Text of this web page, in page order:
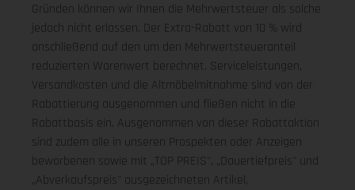
Gründen können wir Ihnen die Mehrwertsteuer als solche
jedoch nicht erlassen. Der Extra-Rabatt von 10 % wird
anschließend auf den um den Mehrwertsteueranteil
reduzierten Warenwert berechnet. Serviceleistungen,
Versandkosten und die Altmöbelmitnahme sind von der
Rabattierung ausgenommen und fließen nicht in die
Rabattbasis ein. Ausgenommen von dieser Rabattaktion
sind zudem alle in unseren Prospekten oder Anzeigen
beworbenen sowie mit „TOP PREIS", „Dauertiefpreis" und
„Abverkaufspreis" ausgezeichneten Artikel,